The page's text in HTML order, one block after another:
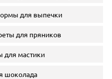
для выпечки
для пряников
для мастики
шоколада